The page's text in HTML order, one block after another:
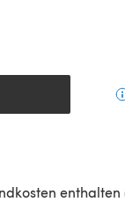
neuen Tab)
enthalten